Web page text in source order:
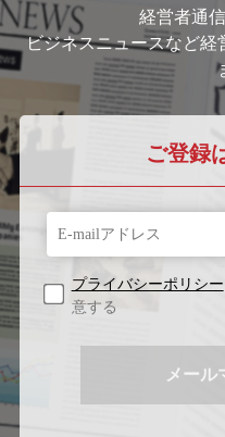
経営者通
ビジネスニュースなど経
ご登録
プライバシーポリシー
意する